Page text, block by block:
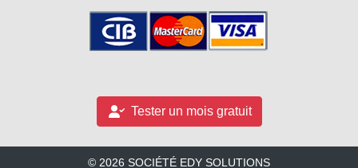
Tester un mois gratuit
© 2026 SOCIÉTÉ EDY SOLUTIONS